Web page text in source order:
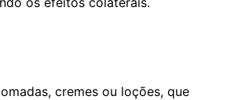
cremes ou loções, que